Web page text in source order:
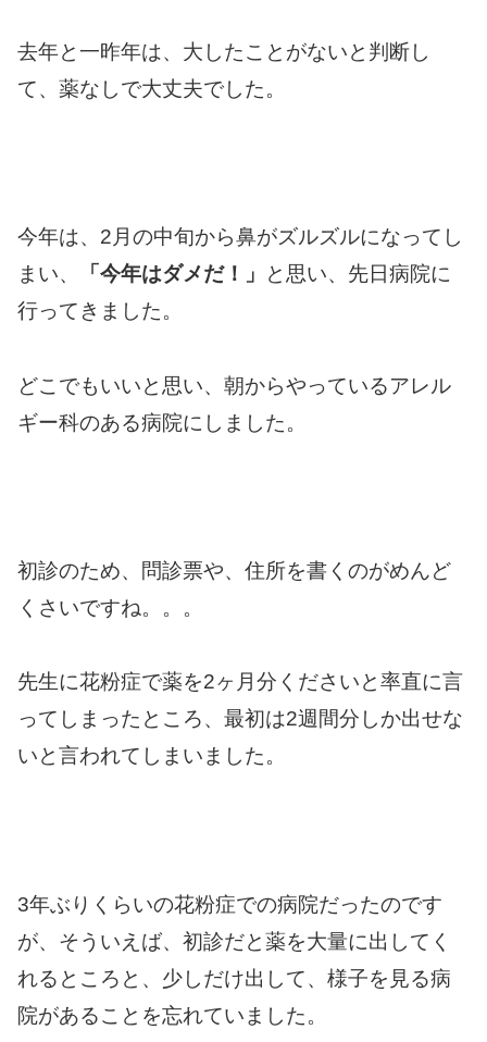
去年と一昨年は、大したことがないと判断し
て、薬なしで大丈夫でした。
今年は、2月の中旬から鼻がズルズルになってし
まい、
「今年はダメだ！」
と思い、先日病院に
行ってきました。
どこでもいいと思い、朝からやっているアレル
ギー科のある病院にしました。
初診のため、問診票や、住所を書くのがめんど
くさいですね。。。
先生に花粉症で薬を2ヶ月分くださいと率直に言
ってしまったところ、最初は2週間分しか出せな
いと言われてしまいました。
3年ぶりくらいの花粉症での病院だったのです
が、そういえば、初診だと薬を大量に出してく
れるところと、少しだけ出して、様子を見る病
院があることを忘れていました。